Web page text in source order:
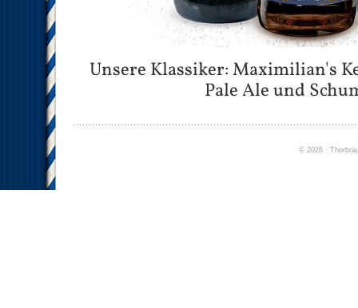
Unsere Klassiker: Maximilian's
Pale Ale und
© 2026 ·